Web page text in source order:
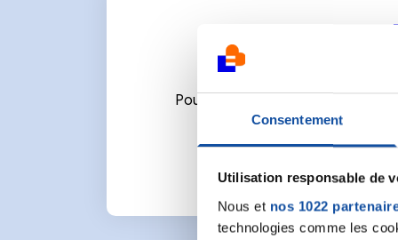
Consentement
Utilisation responsable de
Nous et nos 1022
technologies comme les
Pour écrire un commentaire ou